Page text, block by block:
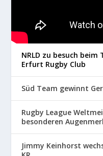
NRLD zu besuch
Erfurt Rugby Club
Süd Team gewinnt
Rugby League
besonderen
Jimmy Keinhorst